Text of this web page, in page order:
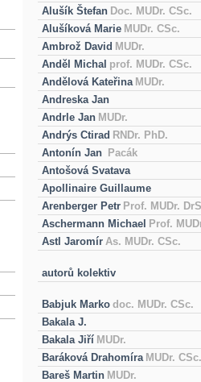
Alušík Štefan Doc. MUDr. CSc.
Alušíková Marie MUDr. CSc.
Ambrož David MUDr.
Anděl Michal prof. MUDr. CSc.
Andělová Kateřina MUDr.
Andreska Jan
Andrle Jan MUDr.
Andrýs Ctirad RNDr. PhD.
Antonín Jan
Pacák
Antošová Svatava
Apollinaire Guillaume
Arenberger Petr Prof. MUDr.
Aschermann Michael
Prof.
Astl Jaromír As. MUDr. CSc.
autorů kolektiv
Babjuk Marko doc. MUDr. CSc.
Bakala J.
Bakala Jiří MUDr.
Baráková Drahomíra MUDr. CSc.
Bareš Martin MUDr.